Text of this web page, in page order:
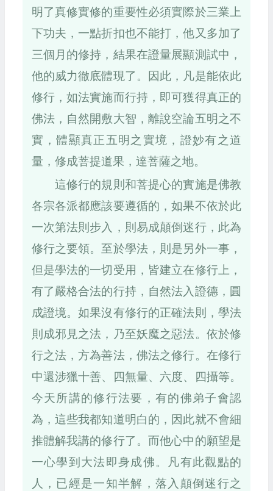
明了真修實修的重要性必須實際於三業上
下功夫，一點折扣也不能打，他又多加了
三個月的修持，結果在證量展顯測試中，
他的威力徹底體現了。因此，凡是能依此
修行，如法實施而行持，即可獲得真正的
佛法，自然開敷大智，離說空論五明之不
實，體顯真正五明之實境，證妙有之道
量，修成菩提道果，達菩薩之地。
這修行的規則和菩提心的實施是佛教
各宗各派都應該要遵循的，如果不依於此
一次第法則步入，則易成顛倒迷行，此為
修行之要領。至於學法，則是另外一事，
但是學法的一切受用，皆建立在修行上，
有了嚴格合法的行持，自然法入證德，圓
成證境。如果沒有修行的正確法則，學法
則成邪見之法，乃至妖魔之惡法。依於修
行之法，方為善法，佛法之修行。在修行
中還涉獵十善、四無量、六度、四攝等。
今天所講的修行法要，有的佛弟子會認
為，這些我都知道明白的，因此就不會細
推體解我講的修行了。而他心中的願望是
一心學到大法即身成佛。凡有此觀點的
人，已經是一知半解，落入顛倒迷行之